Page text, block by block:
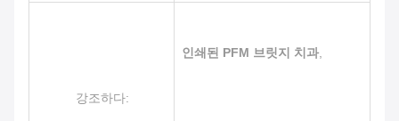
강조하다:
인쇄된 PFM 브릿지 치과